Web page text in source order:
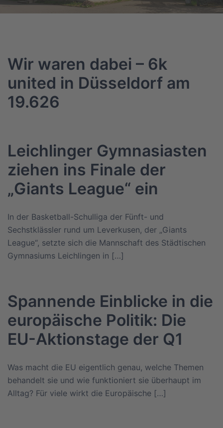
Wir waren dabei – 6k
united in Düsseldorf am
19.626
Leichlinger Gymnasiasten
ziehen ins Finale der
„Giants League“ ein
In der Basketball-Schulliga der Fünft- und
Sechstklässler rund um Leverkusen, der „Giants
League“, setzte sich die Mannschaft des Städtischen
Gymnasiums Leichlingen in […]
Spannende Einblicke in die
europäische Politik: Die
EU-Aktionstage der Q1
Was macht die EU eigentlich genau, welche Themen
behandelt sie und wie funktioniert sie überhaupt im
Alltag? Für viele wirkt die Europäische […]